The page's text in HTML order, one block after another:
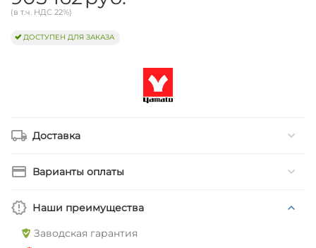
(в т.ч. НДС 22%)
ДОСТУПЕН ДЛЯ ЗАКАЗА
Доставка
Варианты оплаты
Наши преимущества
Заводская гарантия